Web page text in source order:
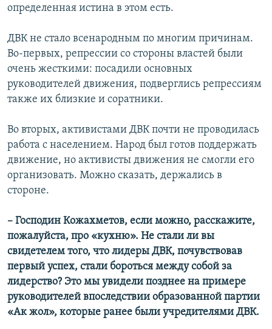
определенная истина в этом есть.
ДВК не стало всенародным по многим причинам.
Во-первых, репрессии со стороны властей были
очень жесткими: посадили основных
руководителей движения, подверглись репрессиям
также их близкие и соратники.
Во вторых, активистами ДВК почти не проводилась
работа с населением. Народ был готов поддержать
движение, но активисты движения не смогли его
организовать. Можно сказать, держались в
стороне.
– Господин Кожахметов, если можно, расскажите,
пожалуйста, про «кухню». Не стали ли вы
свидетелем того, что лидеры ДВК, почувствовав
первый успех, стали бороться между собой за
лидерство? Это мы увидели позднее на примере
руководителей впоследствии образованной партии
«Ак жол», которые ранее были учредителями ДВК.